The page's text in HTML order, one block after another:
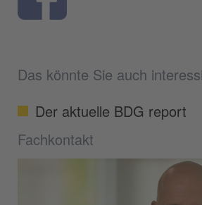
Das könnte Sie auch
Der aktuelle BDG report
Fachkontakt